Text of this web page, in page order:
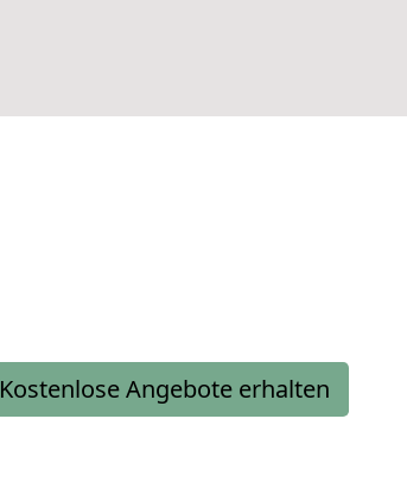
Kostenlose Angebote erhalten